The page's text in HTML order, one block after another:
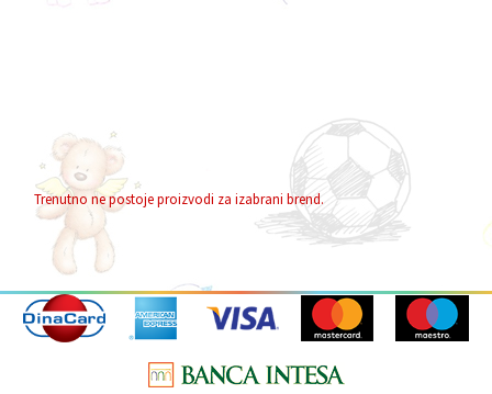
Trenutno ne postoje proizvodi za izabrani brend.